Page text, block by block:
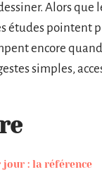
Alors
études pointent
encore
simples,
jour : la référence